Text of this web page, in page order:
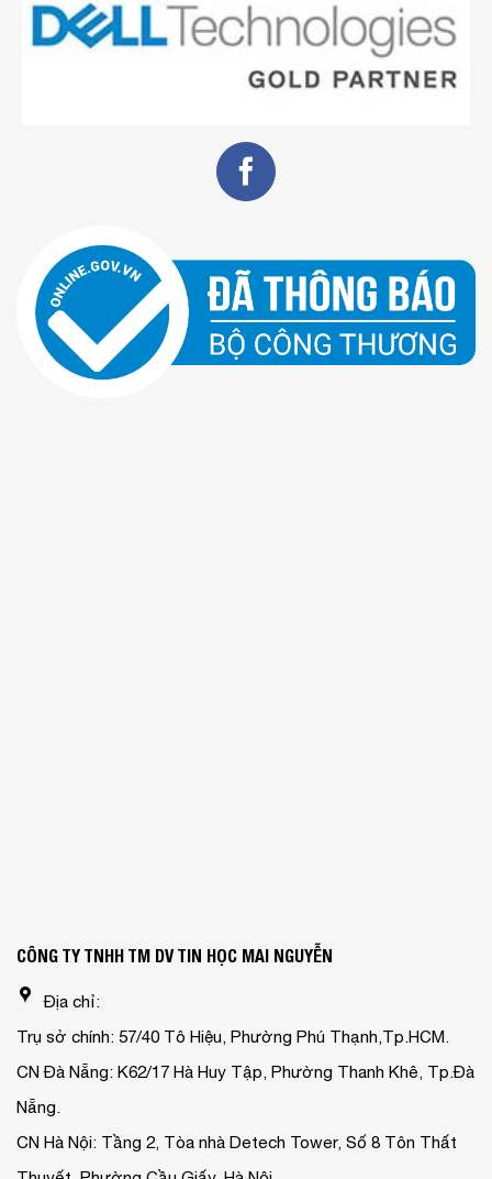
CÔNG TY TNHH TM DV TIN HỌC MAI NGUYỄN
Địa chỉ:
Trụ sở chính: 57/40 Tô Hiệu, Phường Phú Thạnh,Tp.HCM.
CN Đà Nẵng: K62/17 Hà Huy Tập, Phường Thanh Khê, Tp.Đà
Nẵng.
CN Hà Nội: Tầng 2, Tòa nhà Detech Tower, Số 8 Tôn Thất